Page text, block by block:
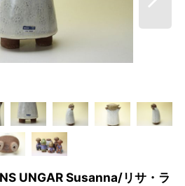
UNGAR Susanna/リサ・ラ